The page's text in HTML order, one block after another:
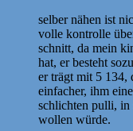
selber nähen ist
volle kontrolle
schnitt, da mein
hat, er besteht
er trägt mit 5 134,
einfacher, ihm
schlichten pulli, in
wollen würde.